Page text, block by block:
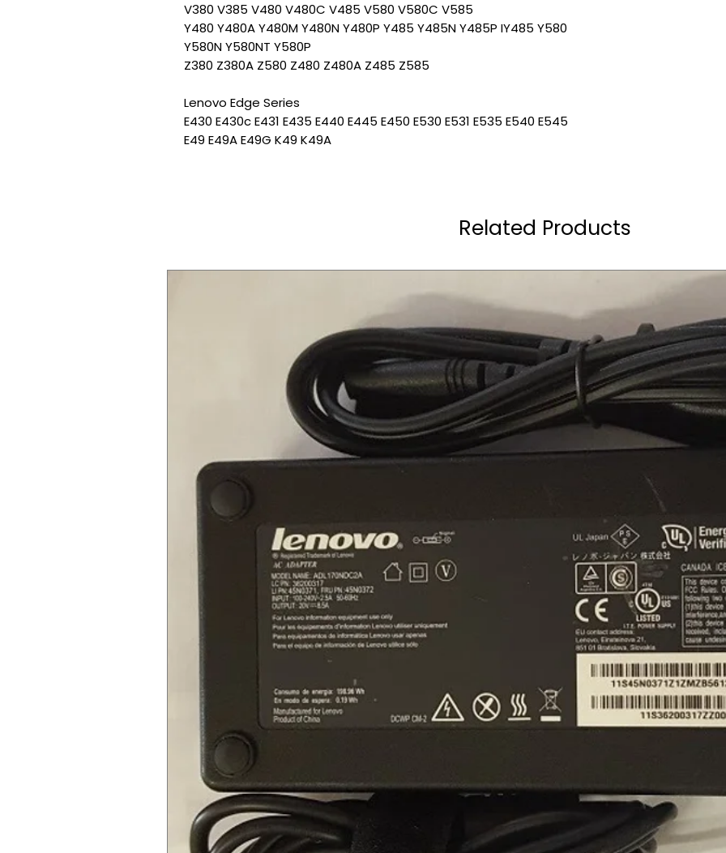
V380 V385 V480 V480C V485 V580 V580C V585
Y480 Y480A Y480M Y480N Y480P Y485 Y485N Y485P IY485 Y580
Y580N Y580NT Y580P
Z380 Z380A Z580 Z480 Z480A Z485 Z585
Lenovo Edge Series
E430 E430c E431 E435 E440 E445 E450 E530 E531 E535 E540 E545
E49 E49A E49G K49 K49A
Related Products